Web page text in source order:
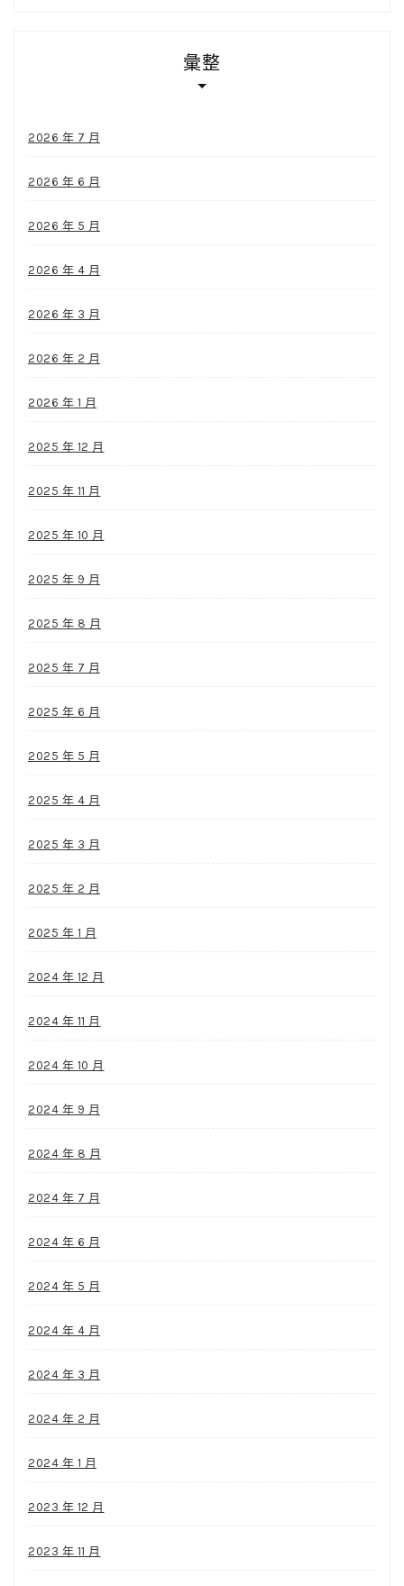
彙整
2026 年 7 月
2026 年 6 月
2026 年 5 月
2026 年 4 月
2026 年 3 月
2026 年 2 月
2026 年 1 月
2025 年 12 月
2025 年 11 月
2025 年 10 月
2025 年 9 月
2025 年 8 月
2025 年 7 月
2025 年 6 月
2025 年 5 月
2025 年 4 月
2025 年 3 月
2025 年 2 月
2025 年 1 月
2024 年 12 月
2024 年 11 月
2024 年 10 月
2024 年 9 月
2024 年 8 月
2024 年 7 月
2024 年 6 月
2024 年 5 月
2024 年 4 月
2024 年 3 月
2024 年 2 月
2024 年 1 月
2023 年 12 月
2023 年 11 月